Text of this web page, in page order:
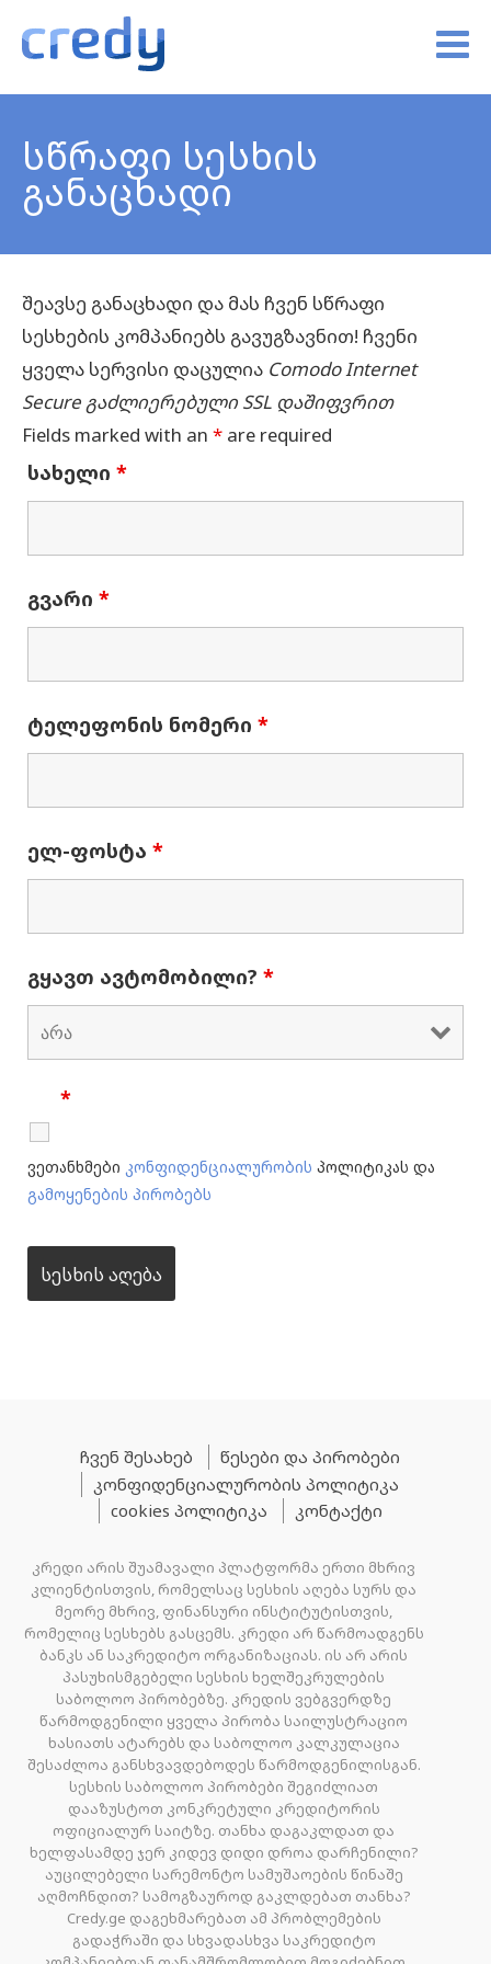
სწრაფი სესხის
განაცხადი
შეავსე განაცხადი და მას ჩვენ სწრაფი
სესხების კომპანიებს გავუგზავნით! ჩვენი
ყველა სერვისი დაცულია Comodo Internet
Secure გაძლიერებული SSL დაშიფვრით
Fields marked with an * are required
სახელი *
გვარი *
ტელეფონის ნომერი *
ელ-ფოსტა *
გყავთ ავტომობილი? *
*
ვეთანხმები კონფიდენციალურობის პოლიტიკას და
გამოყენების პირობებს
ჩვენ შესახებ
წესები და პირობები
კონფიდენციალურობის პოლიტიკა
cookies პოლიტიკა
კონტაქტი
კრედი არის შუამავალი პლატფორმა ერთი მხრივ
კლიენტისთვის, რომელსაც სესხის აღება სურს და
მეორე მხრივ, ფინანსური ინსტიტუტისთვის,
რომელიც სესხებს გასცემს. კრედი არ წარმოადგენს
ბანკს ან საკრედიტო ორგანიზაციას. ის არ არის
პასუხისმგებელი სესხის ხელშეკრულების
საბოლოო პირობებზე. კრედის ვებგვერდზე
წარმოდგენილი ყველა პირობა საილუსტრაციო
ხასიათს ატარებს და საბოლოო კალკულაცია
შესაძლოა განსხვავდებოდეს წარმოდგენილისგან.
სესხის საბოლოო პირობები შეგიძლიათ
დააზუსტოთ კონკრეტული კრედიტორის
ოფიციალურ საიტზე. თანხა დაგაკლდათ და
ხელფასამდე ჯერ კიდევ დიდი დროა დარჩენილი?
აუცილებელი სარემონტო სამუშაოების წინაშე
აღმოჩნდით? სამოგზაუროდ გაკლდებათ თანხა?
Credy.ge დაგეხმარებათ ამ პრობლემების
გადაჭრაში და სხვადასხვა საკრედიტო